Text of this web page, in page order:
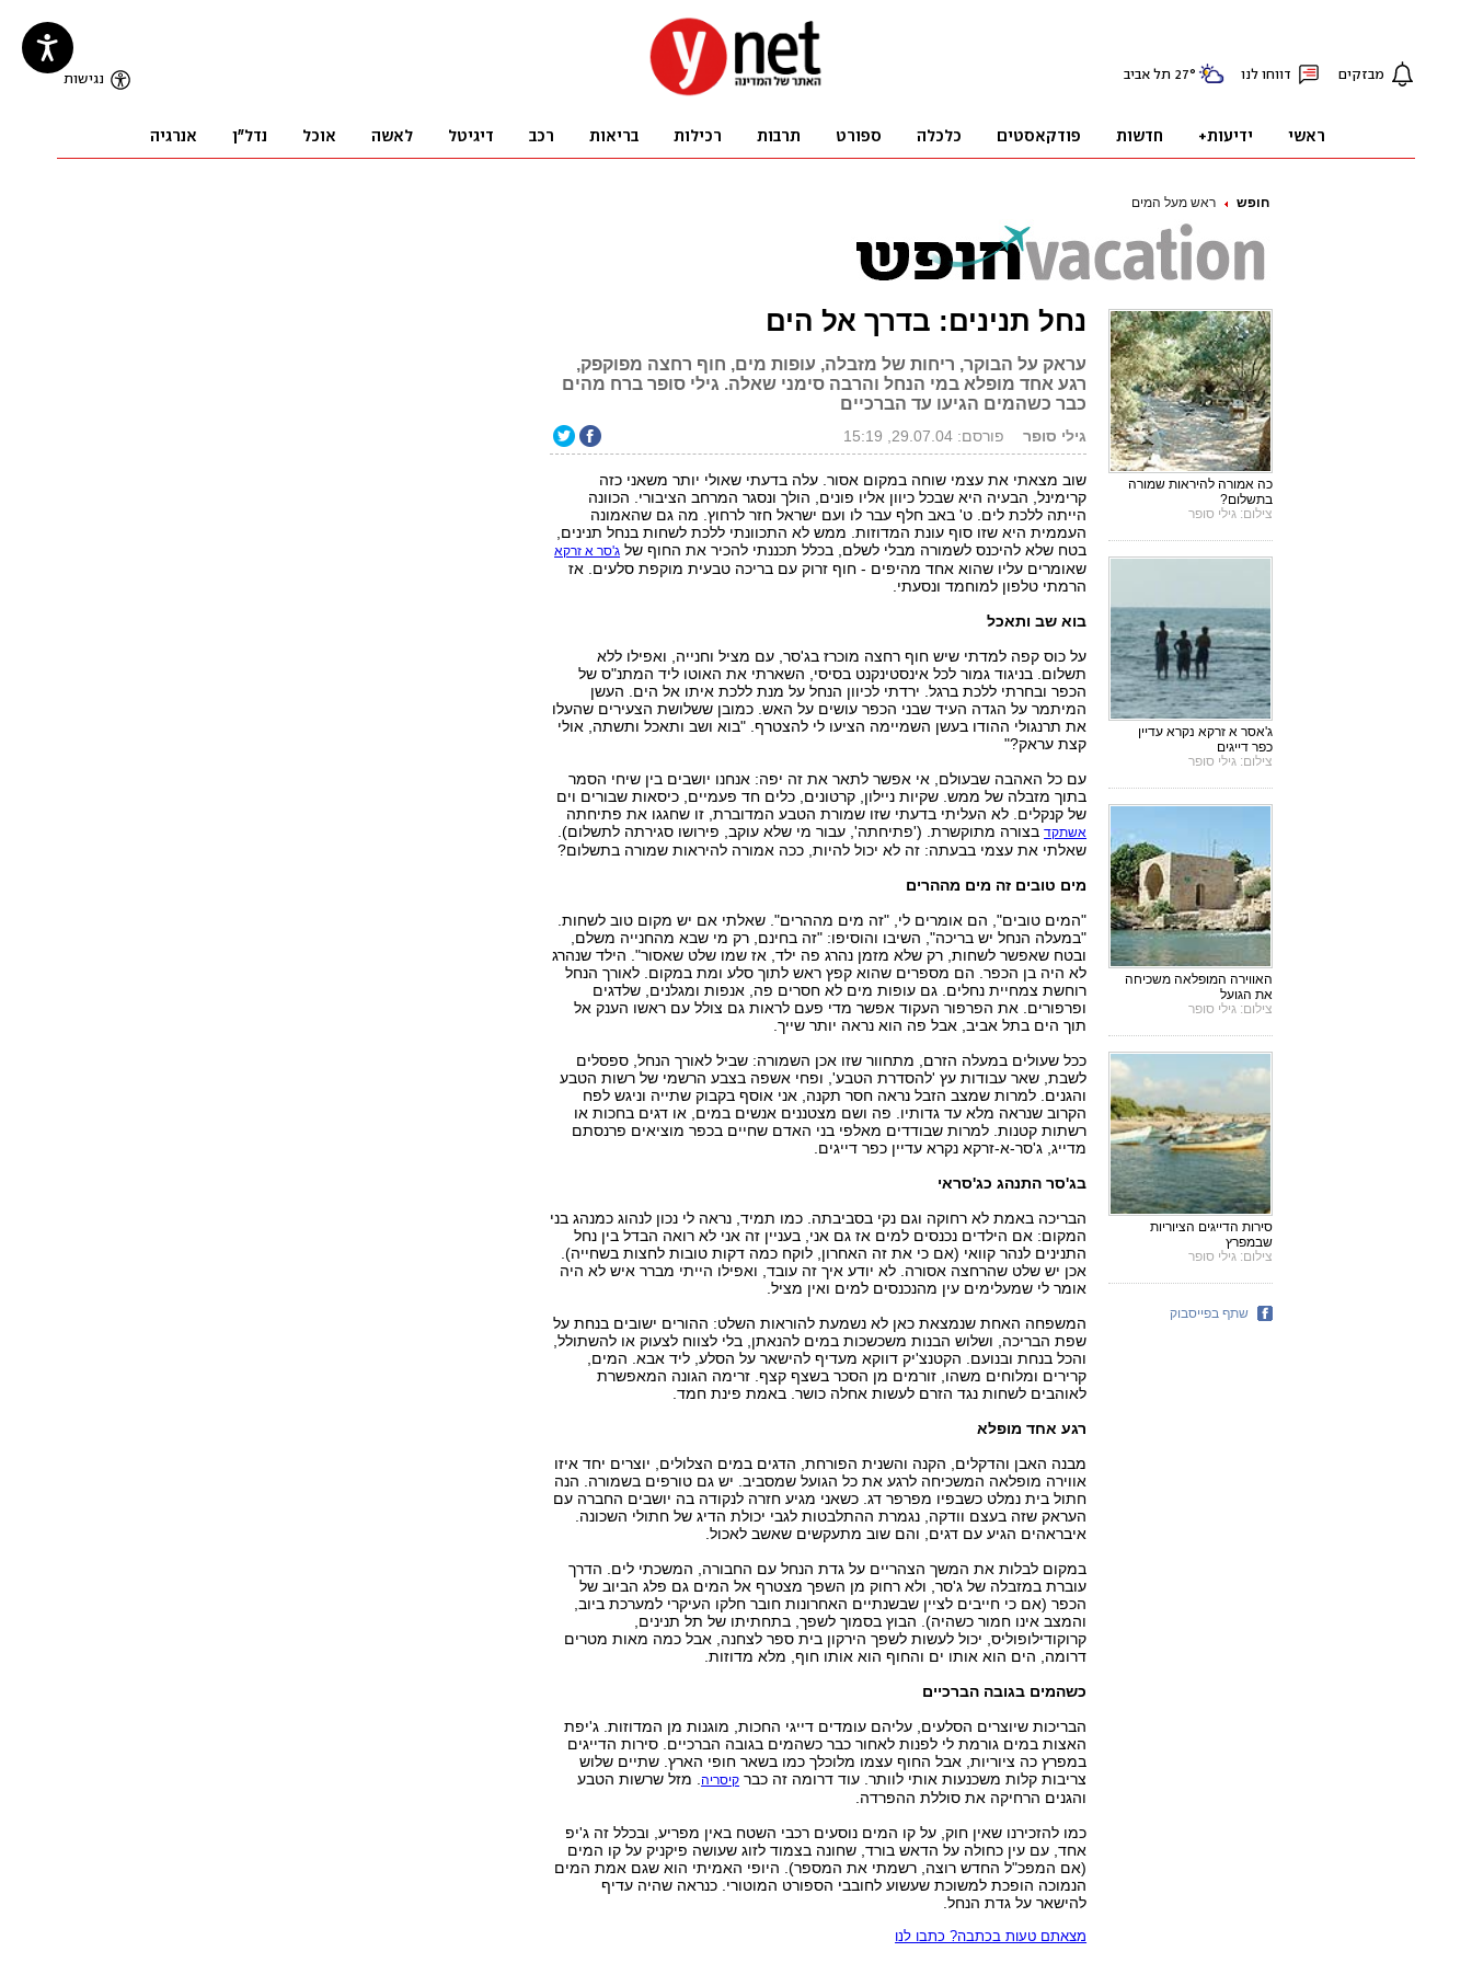
חופש ראש מעל המים
נחל תנינים: בדרך אל הים
עראק על הבוקר, ריחות של מזבלה, עופות מים, חוף רחצה מפוקפק,
רגע אחד מופלא במי הנחל והרבה סימני שאלה. גילי סופר ברח מהים
כבר כשהמים הגיעו עד הברכיים
גילי סופר פורסם: 29.07.04, 15:19
שוב מצאתי את עצמי שוחה במקום אסור. עלה בדעתי שאולי יותר משאני כזה
קרימינל, הבעיה היא שבכל כיוון אליו פונים, הולך ונסגר המרחב הציבורי. הכוונה
הייתה ללכת לים. ט' באב חלף עבר לו ועם ישראל חזר לרחוץ. מה גם שהאמונה
העממית היא שזו סוף עונת המדוזות. ממש לא התכוונתי ללכת לשחות בנחל תנינים,
בטח שלא להיכנס לשמורה מבלי לשלם, בכלל תכננתי להכיר את החוף של ג'סר א זרקא
שאומרים עליו שהוא אחד מהיפים - חוף זרוק עם בריכה טבעית מוקפת סלעים. אז
הרמתי טלפון למוחמד ונסעתי.
בוא שב ותאכל
על כוס קפה למדתי שיש חוף רחצה מוכרז בג'סר, עם מציל וחנייה, ואפילו ללא
תשלום. בניגוד גמור לכל אינסטינקנט בסיסי, השארתי את האוטו ליד המתנ"ס של
הכפר ובחרתי ללכת ברגל. ירדתי לכיוון הנחל על מנת ללכת איתו אל הים. העשן
המיתמר על הגדה העיד שבני הכפר עושים על האש. כמובן ששלושת הצעירים שהעלו
את תרנגולי ההודו בעשן השמיימה הציעו לי להצטרף. "בוא ושב ותאכל ותשתה, אולי
קצת עראק?"
עם כל האהבה שבעולם, אי אפשר לתאר את זה יפה: אנחנו יושבים בין שיחי הסמר
בתוך מזבלה של ממש. שקיות ניילון, קרטונים, כלים חד פעמיים, כיסאות שבורים וים
של קנקלים. לא העליתי בדעתי שזו שמורת הטבע המדוברת, זו שחגגו את פתיחתה
אשתקדבצורה מתוקשרת. ('פתיחתה', עבור מי שלא עוקב, פירושו סגירתה לתשלום).
שאלתי את עצמי בבעתה: זה לא יכול להיות, ככה אמורה להיראות שמורה בתשלום?
מים טובים זה מים מההרים
"המים טובים", הם אומרים לי, "זה מים מההרים". שאלתי אם יש מקום טוב לשחות.
"במעלה הנחל יש בריכה", השיבו והוסיפו: "זה בחינם, רק מי שבא מהחנייה משלם,
ובטח שאפשר לשחות, רק שלא מזמן נהרג פה ילד, אז שמו שלט שאסור". הילד שנהרג
לא היה בן הכפר. הם מספרים שהוא קפץ ראש לתוך סלע ומת במקום. לאורך הנחל
רוחשת צמחיית נחלים. גם עופות מים לא חסרים פה, אנפות ומגלנים, שלדגים
ופרפורים. את הפרפור העקוד אפשר מדי פעם לראות גם צולל עם ראשו הענק אל
תוך הים בתל אביב, אבל פה הוא נראה יותר שייך.
ככל שעולים במעלה הזרם, מתחוור שזו אכן השמורה: שביל לאורך הנחל, ספסלים
לשבת, שאר עבודות עץ 'להסדרת הטבע', ופחי אשפה בצבע הרשמי של רשות הטבע
והגנים. למרות שמצב הזבל נראה חסר תקנה, אני אוסף בקבוק שתייה וניגש לפח
הקרוב שנראה מלא עד גדותיו. פה ושם מצטננים אנשים במים, או דגים בחכות או
רשתות קטנות. למרות שבודדים מאלפי בני האדם שחיים בכפר מוציאים פרנסתם
מדייג, ג'סר-א-זרקא נקרא עדיין כפר דייגים.
בג'סר התנהג כג'סראי
הבריכה באמת לא רחוקה וגם נקי בסביבתה. כמו תמיד, נראה לי נכון לנהוג כמנהג בני
המקום: אם הילדים נכנסים למים אז גם אני, בעניין זה אני לא רואה הבדל בין נחל
התנינים לנהר קוואי (אם כי את זה האחרון, לוקח כמה דקות טובות לחצות בשחייה).
אכן יש שלט שהרחצה אסורה. לא יודע איך זה עובד, ואפילו הייתי מברר איש לא היה
אומר לי שמעלימים עין מהנכנסים למים ואין מציל.
המשפחה האחת שנמצאת כאן לא נשמעת להוראות השלט: ההורים ישובים בנחת על
שפת הבריכה, ושלוש הבנות משכשכות במים להנאתן, בלי לצווח לצעוק או להשתולל,
והכל בנחת ובנועם. הקטנצ'יק דווקא מעדיף להישאר על הסלע, ליד אבא. המים,
קרירים ומלוחים משהו, זורמים מן הסכר בשצף קצף. זרימה הגונה המאפשרת
לאוהבים לשחות נגד הזרם לעשות אחלה כושר. באמת פינת חמד.
רגע אחד מופלא
מבנה האבן והדקלים, הקנה והשנית הפורחת, הדגים במים הצלולים, יוצרים יחד איזו
אווירה מופלאה המשכיחה לרגע את כל הגועל שמסביב. יש גם טורפים בשמורה. הנה
חתול בית נמלט כשבפיו מפרפר דג. כשאני מגיע חזרה לנקודה בה יושבים החברה עם
העראק שזה בעצם וודקה, נגמרת ההתלבטות לגבי יכולת הדיג של חתולי השכונה.
איבראהים הגיע עם דגים, והם שוב מתעקשים שאשב לאכול.
במקום לבלות את המשך הצהריים על גדת הנחל עם החבורה, המשכתי לים. הדרך
עוברת במזבלה של ג'סר, ולא רחוק מן השפך מצטרף אל המים גם פלג הביוב של
הכפר (אם כי חייבים לציין שבשנתיים האחרונות חובר חלקו העיקרי למערכת ביוב,
והמצב אינו חמור כשהיה). הבוץ בסמוך לשפך, בתחתיתו של תל תנינים,
קרוקודילופוליס, יכול לעשות לשפך הירקון בית ספר לצחנה, אבל כמה מאות מטרים
דרומה, הים הוא אותו ים והחוף הוא אותו חוף, מלא מדוזות.
כשהמים בגובה הברכיים
הבריכות שיוצרים הסלעים, עליהם עומדים דייגי החכות, מוגנות מן המדוזות. ג'יפת
האצות במים גורמת לי לפנות לאחור כבר כשהמים בגובה הברכיים. סירות הדייגים
במפרץ כה ציוריות, אבל החוף עצמו מלוכלך כמו בשאר חופי הארץ. שתיים שלוש
צריבות קלות משכנעות אותי לוותר. עוד דרומה זה כבר קיסריה. מזל שרשות הטבע
והגנים הרחיקה את סוללת ההפרדה.
כמו להזכירנו שאין חוק, על קו המים נוסעים רכבי השטח באין מפריע, ובכלל זה ג'יפ
אחד, עם עין כחולה על הדאש בורד, שחונה בצמוד לזוג שעושה פיקניק על קו המים
(אם המפכ"ל החדש רוצה, רשמתי את המספר). היופי האמיתי הוא שגם אמת המים
הנמוכה הופכת למשוכת שעשוע לחובבי הספורט המוטורי. כנראה שהיה עדיף
להישאר על גדת הנחל.
מצאתם טעות בכתבה? כתבו לנו
כה אמורה להיראות שמורה
בתשלום?
צילום: גילי סופר
ג'אסר א זרקא נקרא עדיין
כפר דייגים
צילום: גילי סופר
האווירה המופלאה משכיחה
את הגועל
צילום: גילי סופר
סירות הדייגים הציוריות
שבמפרץ
צילום: גילי סופר
שתף בפייסבוק